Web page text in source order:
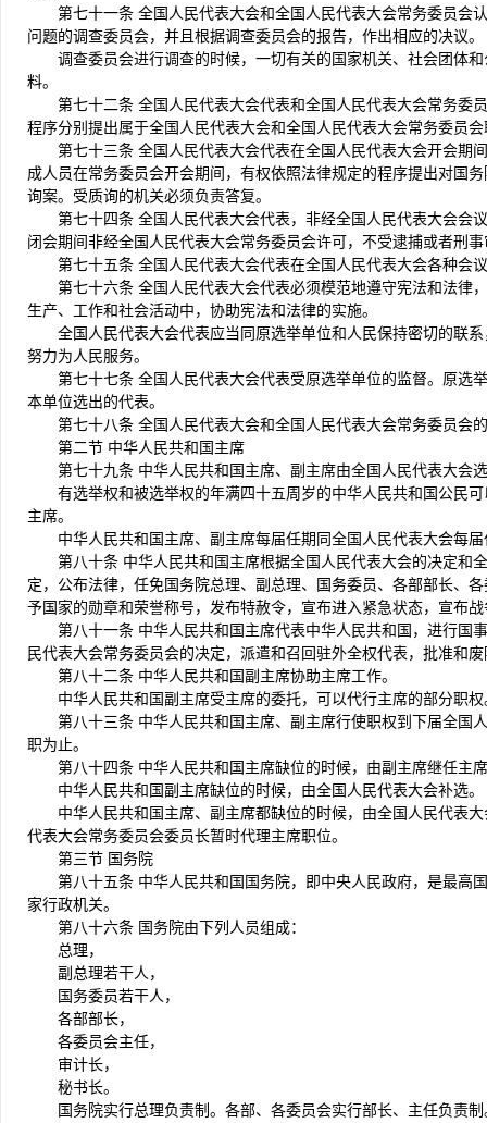
第七十一条 全国人民代表大会和全国人民代表大会常务委员会
问题的调查委员会，并且根据调查委员会的报告，作出相应的决议。
调查委员会进行调查的时候，一切有关的国家机关、社会团体
料。
第七十二条 全国人民代表大会代表和全国人民代表大会常务委
程序分别提出属于全国人民代表大会和全国人民代表大会常务委员
第七十三条 全国人民代表大会代表在全国人民代表大会开会期
成人员在常务委员会开会期间，有权依照法律规定的程序提出对国
询案。受质询的机关必须负责答复。
第七十四条 全国人民代表大会代表，非经全国人民代表大会会
闭会期间非经全国人民代表大会常务委员会许可，不受逮捕或者刑事
第七十五条 全国人民代表大会代表在全国人民代表大会各种会
第七十六条 全国人民代表大会代表必须模范地遵守宪法和法律
生产、工作和社会活动中，协助宪法和法律的实施。
全国人民代表大会代表应当同原选举单位和人民保持密切的联
努力为人民服务。
第七十七条 全国人民代表大会代表受原选举单位的监督。原选
本单位选出的代表。
第七十八条 全国人民代表大会和全国人民代表大会常务委员会
第二节 中华人民共和国主席
第七十九条 中华人民共和国主席、副主席由全国人民代表大会
有选举权和被选举权的年满四十五周岁的中华人民共和国公民
主席。
中华人民共和国主席、副主席每届任期同全国人民代表大会每
第八十条 中华人民共和国主席根据全国人民代表大会的决定和
定，公布法律，任免国务院总理、副总理、国务委员、各部部长、
予国家的勋章和荣誉称号，发布特赦令，宣布进入紧急状态，宣布
第八十一条 中华人民共和国主席代表中华人民共和国，进行国
民代表大会常务委员会的决定，派遣和召回驻外全权代表，批准和
第八十二条 中华人民共和国副主席协助主席工作。
中华人民共和国副主席受主席的委托，可以代行主席的部分职权
第八十三条 中华人民共和国主席、副主席行使职权到下届全国
职为止。
第八十四条 中华人民共和国主席缺位的时候，由副主席继任主
中华人民共和国副主席缺位的时候，由全国人民代表大会补选。
中华人民共和国主席、副主席都缺位的时候，由全国人民代表
代表大会常务委员会委员长暂时代理主席职位。
第三节 国务院
第八十五条 中华人民共和国国务院，即中央人民政府，是最高
家行政机关。
第八十六条 国务院由下列人员组成：
总理，
副总理若干人，
国务委员若干人，
各部部长，
各委员会主任，
审计长，
秘书长。
国务院实行总理负责制。各部、各委员会实行部长、主任负责制